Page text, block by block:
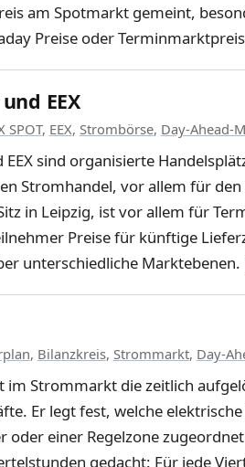
am Spotmarkt gemeint,
Preise oder
und EEX
SPOT, EEX, Strombörse, Day-Ahead-
EEX sind organisierte
Stromhandel, vor allem für
in Leipzig, ist vor allem für
Preise für künftige
unterschiedliche Marktebenen.
, Bilanzkreis, Strommarkt, Day-
im Strommarkt die zeitlich
Er legt fest, welche
oder einer Regelzone
gedacht: Für jede